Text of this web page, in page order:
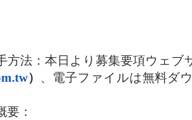
方法：本日より募集要項ウェブ
） 、 電子ファイルは無料ダ
要：